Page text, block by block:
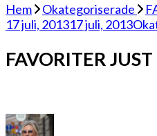
Hem Okategoriserade
17 juli, 201317 juli, 2013
FAVORITER